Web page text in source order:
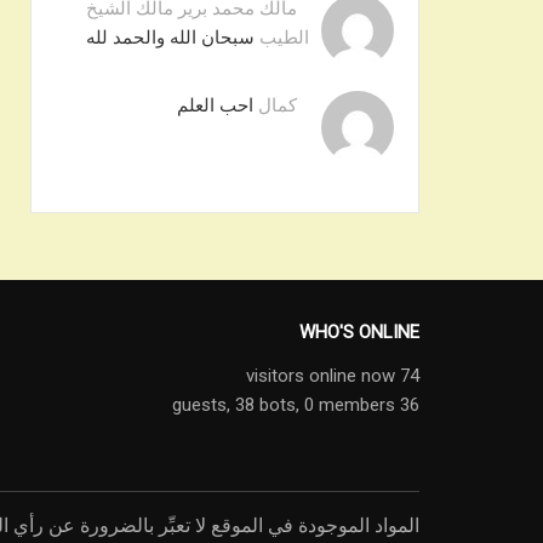
مالك محمد برير مالك الشيخ
الطيب سبحان الله والحمد لله
كمال احب العلم
WHO'S ONLINE
74 visitors online now
36 guests,
38 bots, 0 members
المواد الموجودة في الموقع لا تعبِّر بالضرورة عن رأي